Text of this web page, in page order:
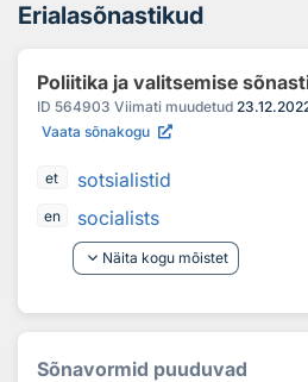
Erialasõnastikud
Poliitika ja valitsemise
ID 564903 Viimati muudetud
Vaata sõnakogu
et sotsialistid
en
socialists
keyboard_arrow_down Näita kogu mõistet
Sõnavormid puuduvad